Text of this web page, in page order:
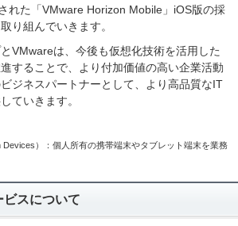
れた「VMware Horizon Mobile」iOS版の採
り組んでいきます。
VMwareは、今後も仮想化技術を活用した
することで、より付加価値の高い企業活動
ジネスパートナーとして、より高品質なIT
ていきます。
Devices）：個人所有の携帯端末やタブレット端末を業務
スについて